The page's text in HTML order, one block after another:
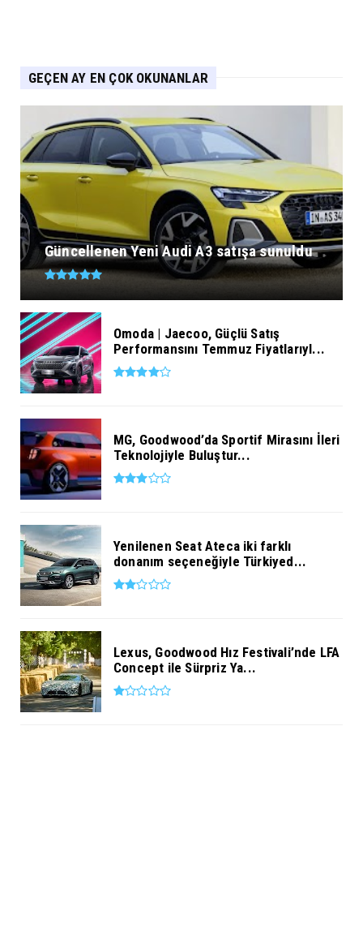
GEÇEN AY EN ÇOK OKUNANLAR
Güncellenen Yeni Audi A3 satışa sunuldu
Omoda | Jaecoo, Güçlü Satış
Performansını Temmuz Fiyatlarıyl...
MG, Goodwood’da Sportif Mirasını İleri
Teknolojiyle Buluştur...
Yenilenen Seat Ateca iki farklı
donanım seçeneğiyle Türkiyed...
Lexus, Goodwood Hız Festivali’nde LFA
Concept ile Sürpriz Ya...